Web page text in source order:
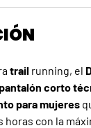
trail running, el
corto
para mujeres
horas con la